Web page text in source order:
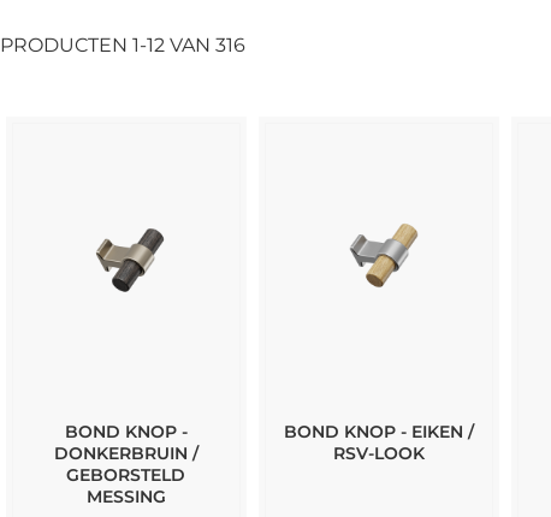
PRODUCTEN 1-12VAN 316
BOND KNOP -
DONKERBRUIN /
GEBORSTELD
MESSING
BOND KNOP - EIKEN /
RSV-LOOK